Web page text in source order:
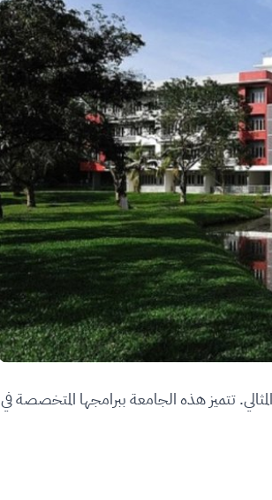
تتميز هذه الجامعة ببرامجها المتخصصة في